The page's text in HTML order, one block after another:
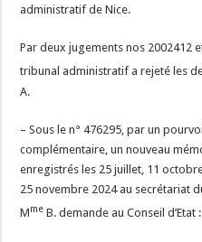
administratif de Nice.
Par deux jugements nos 2002412
tribunal administratif a rejeté les
A.
– Sous le n° 476295, par un
complémentaire, un nouveau
enregistrés les 25 juillet, 11
25 novembre 2024 au secrétariat
Mme B. demande au Conseil d’Etat :